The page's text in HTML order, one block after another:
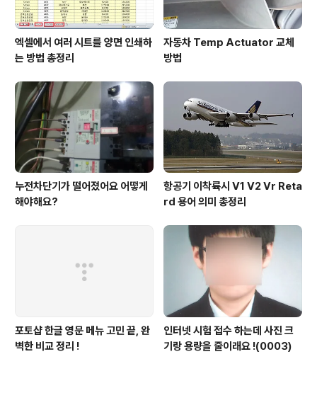
엑셀에서 여러 시트를 양면 인쇄하
는 방법 총정리
자동차 Temp Actuator 교체
방법
누전차단기가 떨어졌어요 어떻게
해야해요?
항공기 이착륙시 V1 V2 Vr Reta
rd 용어 의미 총정리
포토샵 한글 영문 메뉴 고민 끝, 완
벽한 비교 정리 !
인터넷 시험 접수 하는데 사진 크
기랑 용량을 줄이래요 !(0003)